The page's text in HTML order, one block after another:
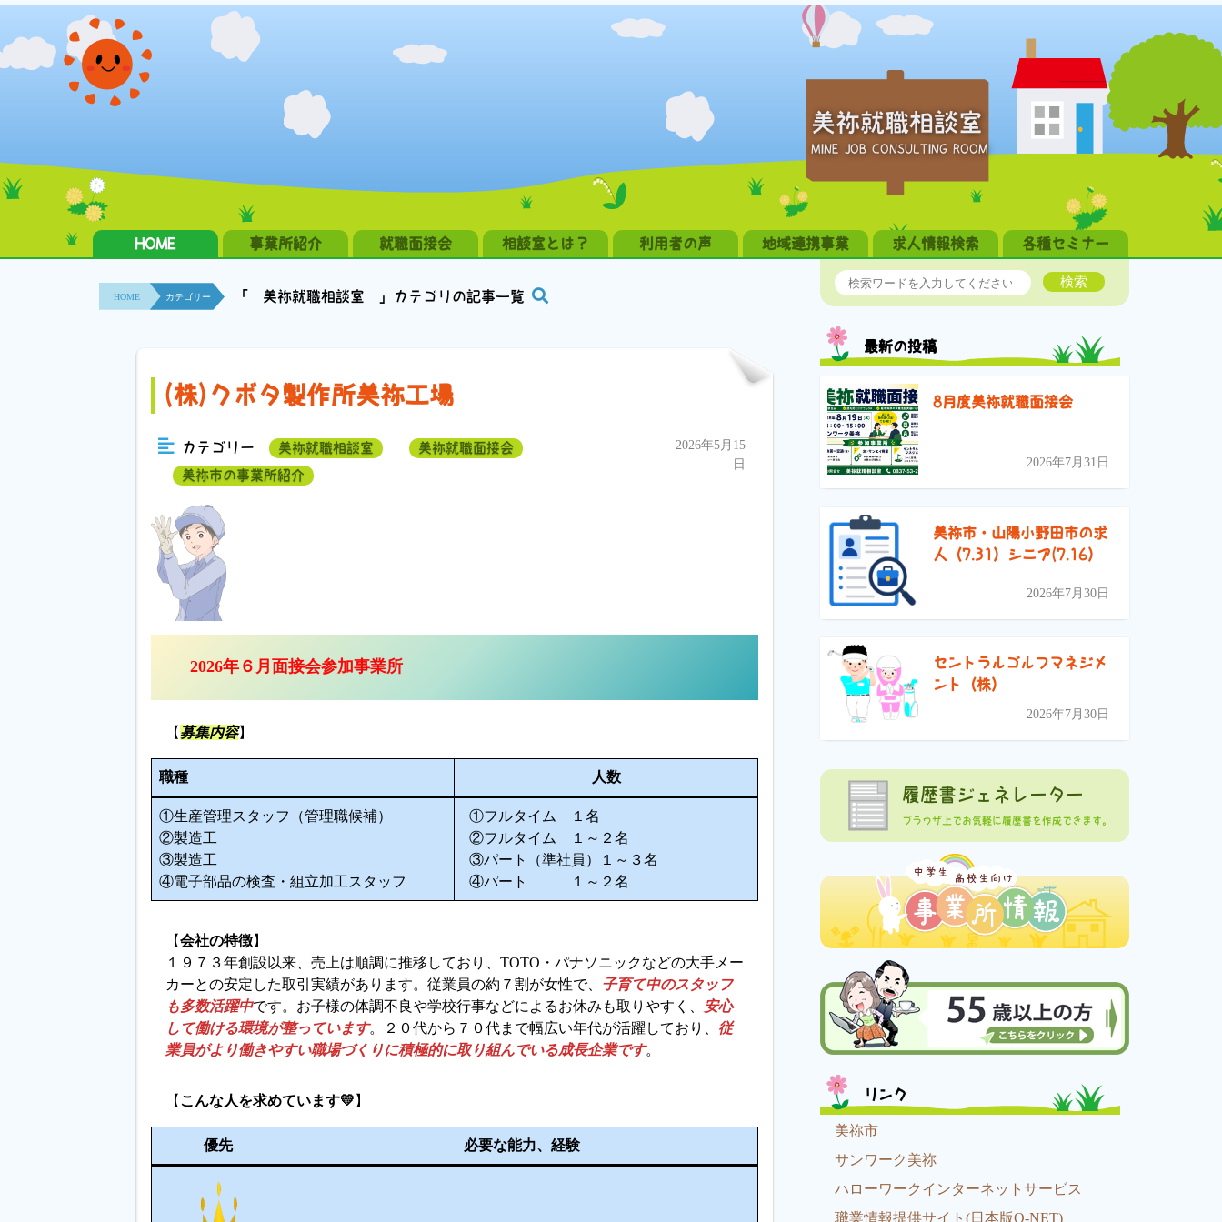
美祢就職相談室
MINE JOB CONSULTING ROOM
HOME 事業所紹介 就職面接会 相談室とは？ 利用者の声 地域連携事業 求人情報検索 各種セミナー
HOME カテゴリー 「 美祢就職相談室 」カテゴリの記事一覧
(株)クボタ製作所美祢工場
カテゴリー 美祢就職相談室
美祢就職面接会
美祢市の事業所紹介
2026年5月15
日
2026年６月面接会参加事業所
【 募集内容】
職種 人数
①生産管理スタッフ（管理職候補）
②製造工
③製造工
④電子部品の検査・組立加工スタッフ
①フルタイム １名
②フルタイム １～２名
③パート（準社員）１～３名
④パート １～２名
【会社の特徴】
１９７３年創設以来、売上は順調に推移しており、TOTO・パナソニックなどの大手メー
カーとの安定した取引実績があります。従業員の約７割が女性で、 子育て中のスタッフ
も多数活躍中です。お子様の体調不良や学校行事などによるお休みも取りやすく、
安心
して働ける環境が整っています。２０代から７０代まで幅広い年代が活躍しており、 従
業員がより働きやすい職場づくりに積極的に取り組んでいる成長企業です。
【 こんな人を求めています💛 】
優先 必要な能力、経験
検索
最新の投稿
8月度美祢就職面接会
2026年7月31日
美祢市・山陽小野田市の求
人（7.31）シニア(7.16）
2026年7月30日
セントラルゴルフマネジメ
ント（株）
2026年7月30日
履歴書ジェネレーター
ブラウザ上でお気軽に履歴書を作成できます。
リンク
美祢市
サンワーク美祢
ハローワークインターネットサービス
職業情報提供サイト(日本版O-NET)